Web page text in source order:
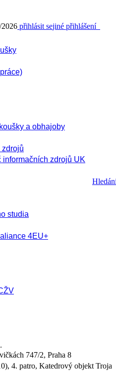
přihlásit sejiné přihlášení
a obhajoby
zdrojů
zdrojů UK
studia
4EU+
747/2, Praha 8
4. patro, Katedrový objekt Troja